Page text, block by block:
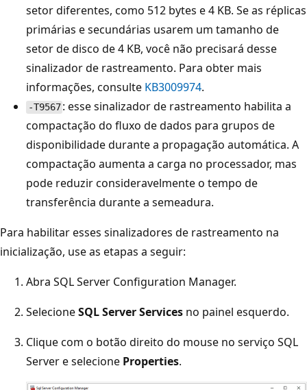
setor diferentes, como 512 bytes e 4 KB. Se as réplicas
primárias e secundárias usarem um tamanho de
setor de disco de 4 KB, você não precisará desse
sinalizador de rastreamento. Para obter mais
informações, consulte KB3009974.
-T9567 : esse sinalizador de rastreamento habilita a
compactação do fluxo de dados para grupos de
disponibilidade durante a propagação automática. A
compactação aumenta a carga no processador, mas
pode reduzir consideravelmente o tempo de
transferência durante a semeadura.
Para habilitar esses sinalizadores de rastreamento na
inicialização, use as etapas a seguir:
Abra SQL Server Configuration Manager.
SelecioneSQL Server Services no painel esquerdo.
Clique com o botão direito do mouse no serviço SQL
Server e selecione Properties.